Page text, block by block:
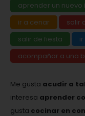
aprender un nuevo
ir a cenar
salir
salir de fiesta
acompañar a una
Me gusta acudir a
interesa aprender
gusta cocinar en